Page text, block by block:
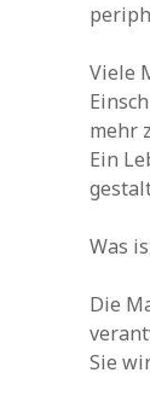
Viele
mehr
Ein
Was
Die
Sie